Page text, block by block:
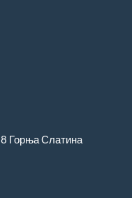
Горња Слатина